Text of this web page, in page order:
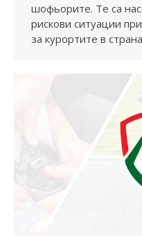
шофьорите. Те са
рискови ситуации
за курортите в